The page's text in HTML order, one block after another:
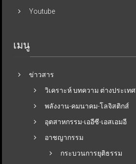
Youtube
เมนู
ข่าวสาร
วิเคราะห์ บทความ ต่างประเทศ
พลังงาน-คมนาคม-โลจิสติกส์
อุตสาหกรรม-เออีซี-เอสเอมอี
อาชญากรรม
กระบวนการยุติธรรม